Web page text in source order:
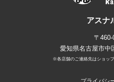
アスナ
〒460-
愛知県名古屋市中
※各店舗のご連絡先はショッ